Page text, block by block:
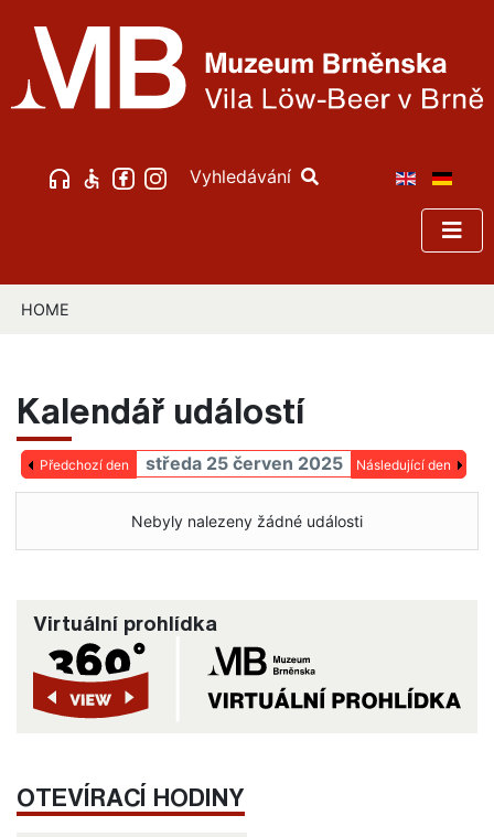
Vyhledávání
HOME
Kalendář událostí
Předchozí den středa 25 červen 2025 Následující den
Nebyly nalezeny žádné události
Virtuální prohlídka
OTEVÍRACÍ HODINY